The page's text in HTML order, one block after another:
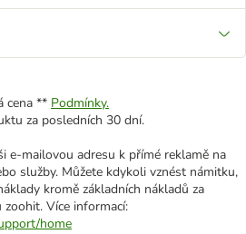
cena ** Podmínky.
za posledních 30 dní.
e-mailovou adresu k přímé reklamě na
služby. Můžete kdykoli vznést námitku,
kromě základních nákladů za
zoohit. Více informací:
home